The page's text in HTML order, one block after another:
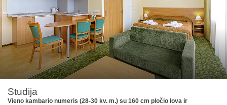
Studija
Vieno kambario numeris (28-30 kv. m.) su 160 cm pločio lova ir